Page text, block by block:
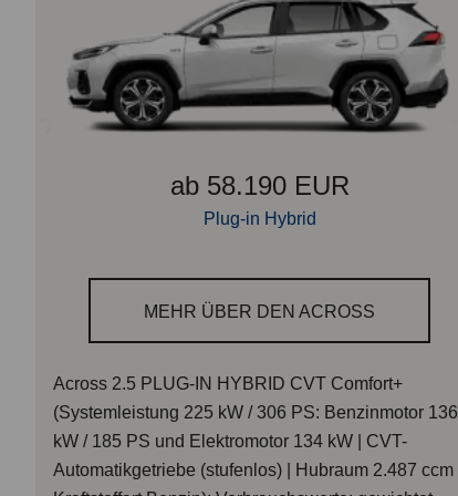
ab 58.190 EUR
Plug-in Hybrid
MEHR ÜBER DEN ACROSS
Across 2.5 PLUG-IN HYBRID CVT Comfort+
(Systemleistung 225 kW / 306 PS: Benzinmotor 136
kW / 185 PS und Elektromotor 134 kW | CVT-
Automatikgetriebe (stufenlos) | Hubraum 2.487 ccm |